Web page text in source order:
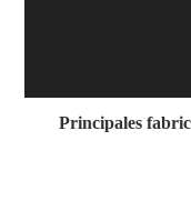
Principales